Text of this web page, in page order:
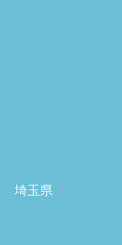
埼玉県